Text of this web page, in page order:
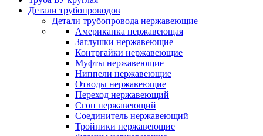
Детали трубопроводов
Детали трубопровода нержавеющие
Американка нержавеющая
Заглушки нержавеющие
Контргайки нержавеющие
Муфты нержавеющие
Ниппели нержавеющие
Отводы нержавеющие
Переход нержавеющий
Сгон нержавеющий
Соединитель нержавеющий
Тройники нержавеющие